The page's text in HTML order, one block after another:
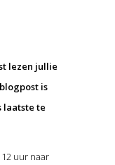
lezen jullie
is
laatste te
uur naar